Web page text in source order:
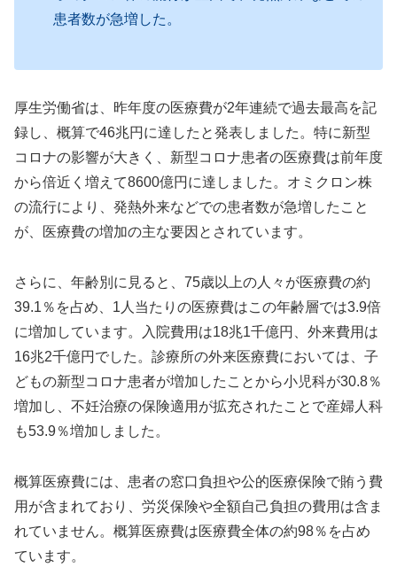
患者数が急増した。
厚生労働省は、昨年度の医療費が2年連続で過去最高を記
録し、概算で46兆円に達したと発表しました。特に新型
コロナの影響が大きく、新型コロナ患者の医療費は前年度
から倍近く増えて8600億円に達しました。オミクロン株
の流行により、発熱外来などでの患者数が急増したこと
が、医療費の増加の主な要因とされています。
さらに、年齢別に見ると、75歳以上の人々が医療費の約
39.1％を占め、1人当たりの医療費はこの年齢層では3.9倍
に増加しています。入院費用は18兆1千億円、外来費用は
16兆2千億円でした。診療所の外来医療費においては、子
どもの新型コロナ患者が増加したことから小児科が30.8％
増加し、不妊治療の保険適用が拡充されたことで産婦人科
も53.9％増加しました。
概算医療費には、患者の窓口負担や公的医療保険で賄う費
用が含まれており、労災保険や全額自己負担の費用は含ま
れていません。概算医療費は医療費全体の約98％を占め
ています。